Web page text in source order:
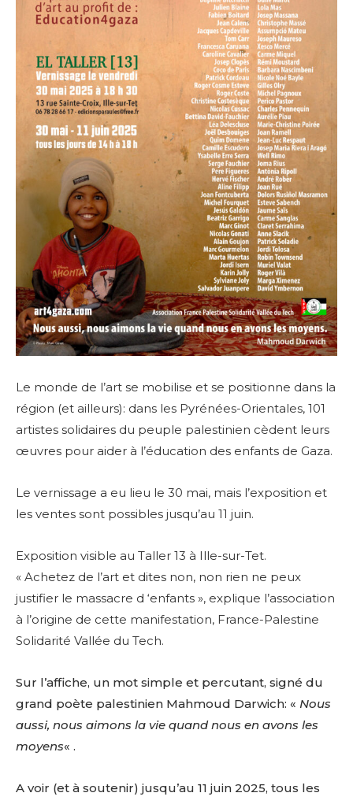
Le monde de l’art se mobilise et se positionne dans la
région (et ailleurs): dans les Pyrénées-Orientales, 101
artistes solidaires du peuple palestinien cèdent leurs
œuvres pour aider à l’éducation des enfants de Gaza.
Le vernissage a eu lieu le 30 mai, mais l’exposition et
les ventes sont possibles jusqu’au 11 juin.
Exposition visible au Taller 13 à Ille-sur-Tet.
« Achetez de l’art et dites non, non rien ne peux
justifier le massacre d ‘enfants », explique l’association
à l’origine de cette manifestation, France-Palestine
Solidarité Vallée du Tech.
Sur l’affiche, un mot simple et percutant, signé du
grand poète palestinien Mahmoud Darwich: « Nous
aussi, nous aimons la vie quand nous en avons les
moyens« .
A voir (et à soutenir) jusqu’au 11 juin 2025, tous les